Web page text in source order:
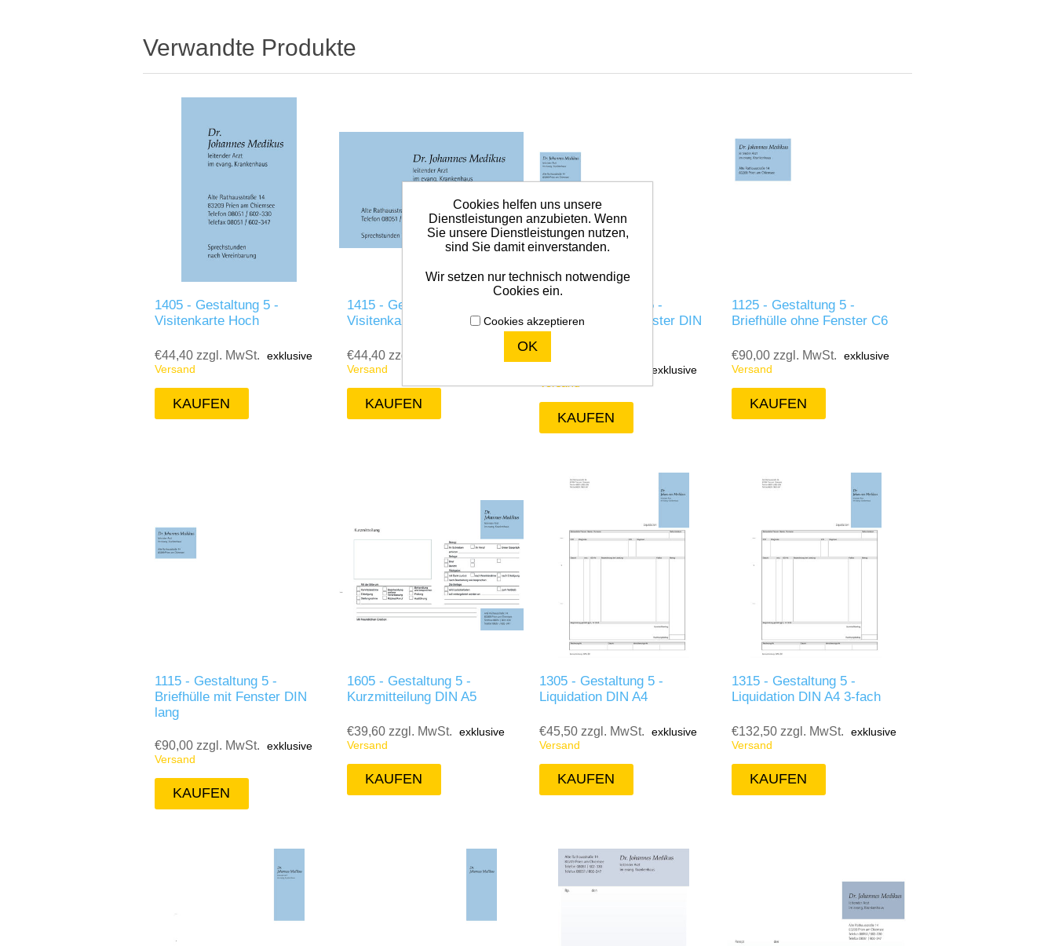
Verwandte Produkte
1405 - Gestaltung 5 -
Visitenkarte Hoch
€44,40 zzgl. MwSt.
exklusive
Versand
1415 - Gestaltung 5 -
Visitenkarte Quer
€44,40 zzgl. MwSt.
Versand
1105 - Gestaltung 5 -
Briefhülle ohne Fenster DIN
exklusive
Versand
1125 - Gestaltung 5 -
Briefhülle ohne Fenster C6
€90,00 zzgl. MwSt.
exklusive
Versand
1115 - Gestaltung 5 -
Briefhülle mit Fenster DIN
lang
€90,00 zzgl. MwSt.
exklusive
Versand
1605 - Gestaltung 5 -
Kurzmitteilung DIN A5
€39,60 zzgl. MwSt.
exklusive
Versand
1305 - Gestaltung 5 -
Liquidation DIN A4
€45,50 zzgl. MwSt.
exklusive
Versand
1315 - Gestaltung 5 -
Liquidation DIN A4 3-fach
€132,50 zzgl. MwSt.
exklusive
Versand
Cookies helfen uns unsere
Dienstleistungen anzubieten. Wenn
Sie unsere Dienstleistungen nutzen,
sind Sie damit einverstanden.
Wir setzen nur technisch notwendige
Cookies ein.
Cookies akzeptieren
OK